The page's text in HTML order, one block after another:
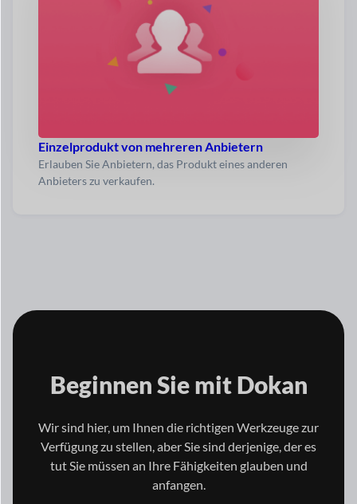
Einzelprodukt von mehreren Anbietern
Erlauben Sie Anbietern, das Produkt eines anderen
Anbieters zu verkaufen.
Beginnen Sie mitDokan
Wir sind hier, um Ihnen die richtigen Werkzeuge zur
Verfügung zu stellen, aber Sie sind derjenige, der es
tutSie müssen an Ihre Fähigkeiten glauben und
anfangen.